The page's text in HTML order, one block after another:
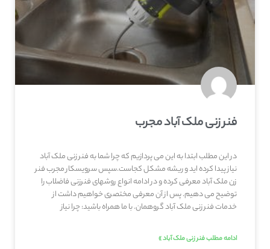
فنر زنی ملک آباد مجرب
در این مطلب ابتدا به این می پردازیم که چرا شما به فنر زنی ملک آباد
نیاز پیدا کرده اید و ریشه مشکل کجاست.سپس سرویسکار مجرب فنر
زن ملک آباد معرفی کرده و در ادامه انواع روشهای فنرزنی فاضلاب را
توضیح می دهیم. پس از آن معرفی مختصری خواهیم داشت از
خدمات فنر زنی ملک آباد گروهمان. با ما همراه باشید: چرا نیاز
ادامه مطلب فنر زنی ملک آباد »